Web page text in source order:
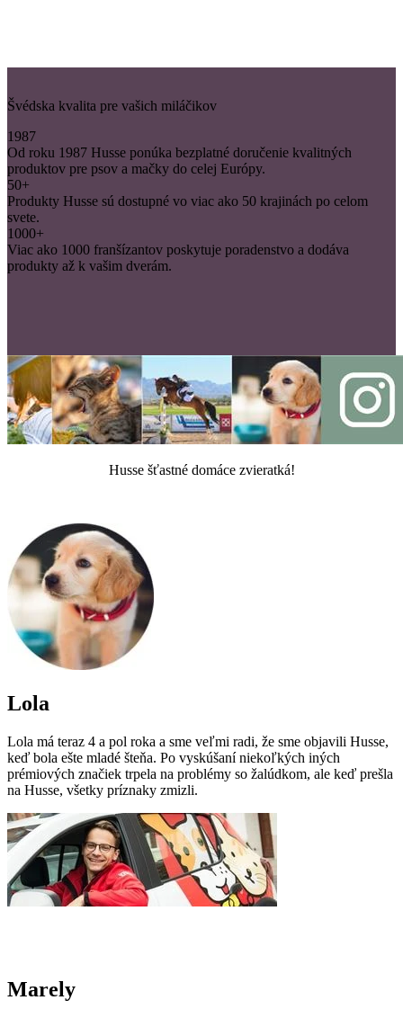
Švédska kvalita pre vašich miláčikov
1987
Od roku 1987 Husse ponúka bezplatné doručenie kvalitných
produktov pre psov a mačky do celej Európy.
50+
Produkty Husse sú dostupné vo viac ako 50 krajinách po celom
svete.
1000+
Viac ako 1000 franšízantov poskytuje poradenstvo a dodáva
produkty až k vašim dverám.
Husse šťastné domáce zvieratká!
Lola
Lola má teraz 4 a pol roka a sme veľmi radi, že sme objavili Husse,
keď bola ešte mladé šteňa. Po vyskúšaní niekoľkých iných
prémiových značiek trpela na problémy so žalúdkom, ale keď prešla
na Husse, všetky príznaky zmizli.
Marely